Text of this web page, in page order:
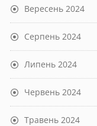
Вересень 2024
Серпень 2024
Липень 2024
Червень 2024
Травень 2024